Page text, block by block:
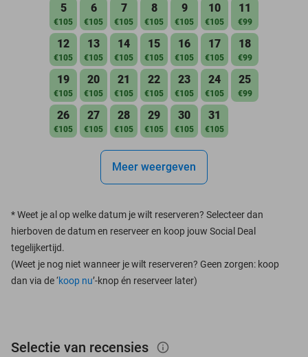
5
€105
6
€105
7
€105
8
€105
9
€105
10
€105
11
€99
12
€105
13
€105
14
€105
15
€105
16
€105
17
€105
18
€99
19
€105
20
€105
21
€105
22
€105
23
€105
24
€105
25
€99
26
€105
27
€105
28
€105
29
€105
30
€105
31
€105
Meer weergeven
*Weet je al op welke datum je wilt reserveren? Selecteer dan
hierboven de datum en reserveer en koop jouw Social Deal
tegelijkertijd.
(Weet je nog niet wanneer je wilt reserveren? Geen zorgen: koop
dan via de ‘koop nu’-knop én reserveer later)
Selectie van recensies info_outlined